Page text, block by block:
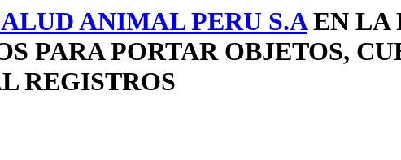
ANIMAL PERU S.AEN LA
PARA PORTAR OBJETOS,
REGISTROS